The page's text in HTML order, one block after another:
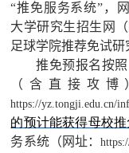
“推免服务系统”，网
大学研究生招生网（
足球学院推荐免试研
推免预报名按
（含直接攻
https://yz.tongji.edu.cn/
的预计能获得母校
务系统（网址：